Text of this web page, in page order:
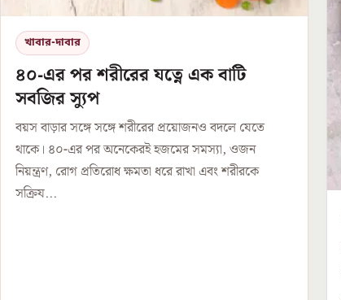
খাবার-দাবার
৪০-এর পর শরীরের যত্নে এক বাটি
সবজির স্যুপ
বয়স বাড়ার সঙ্গে সঙ্গে শরীরের প্রয়োজনও বদলে যেতে
থাকে। ৪০-এর পর অনেকেরই হজমের সমস্যা, ওজন
নিয়ন্ত্রণ, রোগ প্রতিরোধ ক্ষমতা ধরে রাখা এবং শরীরকে
সক্রিয...